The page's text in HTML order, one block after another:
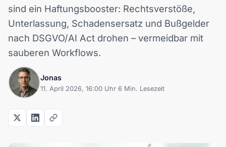
sind ein Haftungsbooster: Rechtsverstöße,
Unterlassung, Schadensersatz und Bußgelder
nach DSGVO/AI Act drohen – vermeidbar mit
sauberen Workflows.
Jonas
11. April 2026, 16:00 Uhr 6 Min. Lesezeit